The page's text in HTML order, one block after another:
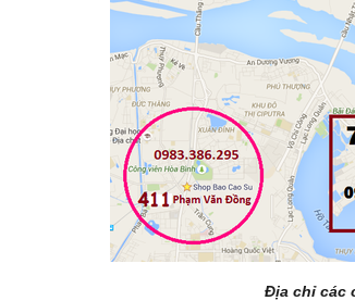
Địa chỉ các